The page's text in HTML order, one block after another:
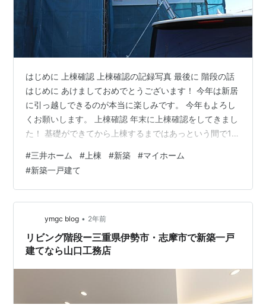
はじめに 上棟確認 上棟確認の記録写真 最後に 階段の話
はじめに あけましておめでとうございます！ 今年は新居
に引っ越しできるのが本当に楽しみです。 今年もよろし
くお願いします。 上棟確認 年末に上棟確認をしてきまし
た！ 基礎ができてから上棟するまではあっという間で1日
す。 垂れ幕がついた！ 上棟確認では工事担当の方、営業
さん、設計士さん、ICさん、電気設備工事担当の方、ガ
ス工事担当の方、空調設備工事担当の方、配管工事担当
の方、ホームセキュリティ担当の方がいらっしゃってい
ました。結構な人数が来られていました。 スイッチやコ
ンセント位置の最終チ…
#三井ホーム # 上棟 #新築 #マイホーム
#新築一戸建て
ymgc blog • 2年前
リビング階段ー三重県伊勢市・志摩市で新築一戸
建てなら山口工務店